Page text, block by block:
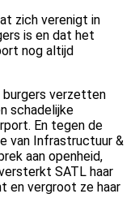
zich verenigt in
is en dat het
nog altijd
burgers verzetten
schadelijke
En tegen de
van Infrastructuur &
aan openheid,
SATL haar
en vergroot ze haar